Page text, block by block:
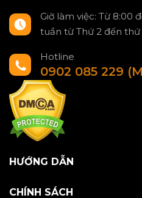
Giờ làm việc: Từ 8:00
tuần từ Thứ 2 đến thứ
Hotline
0902 085 229
HƯỚNG DẪN
CHÍNH SÁCH